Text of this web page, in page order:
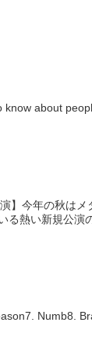
know about
】今年の秋はメ
る熱い新規公演
Numb8.